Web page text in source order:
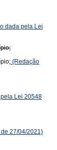
dada pela Lei
(Redação
Lei 20548
27/04/2021)